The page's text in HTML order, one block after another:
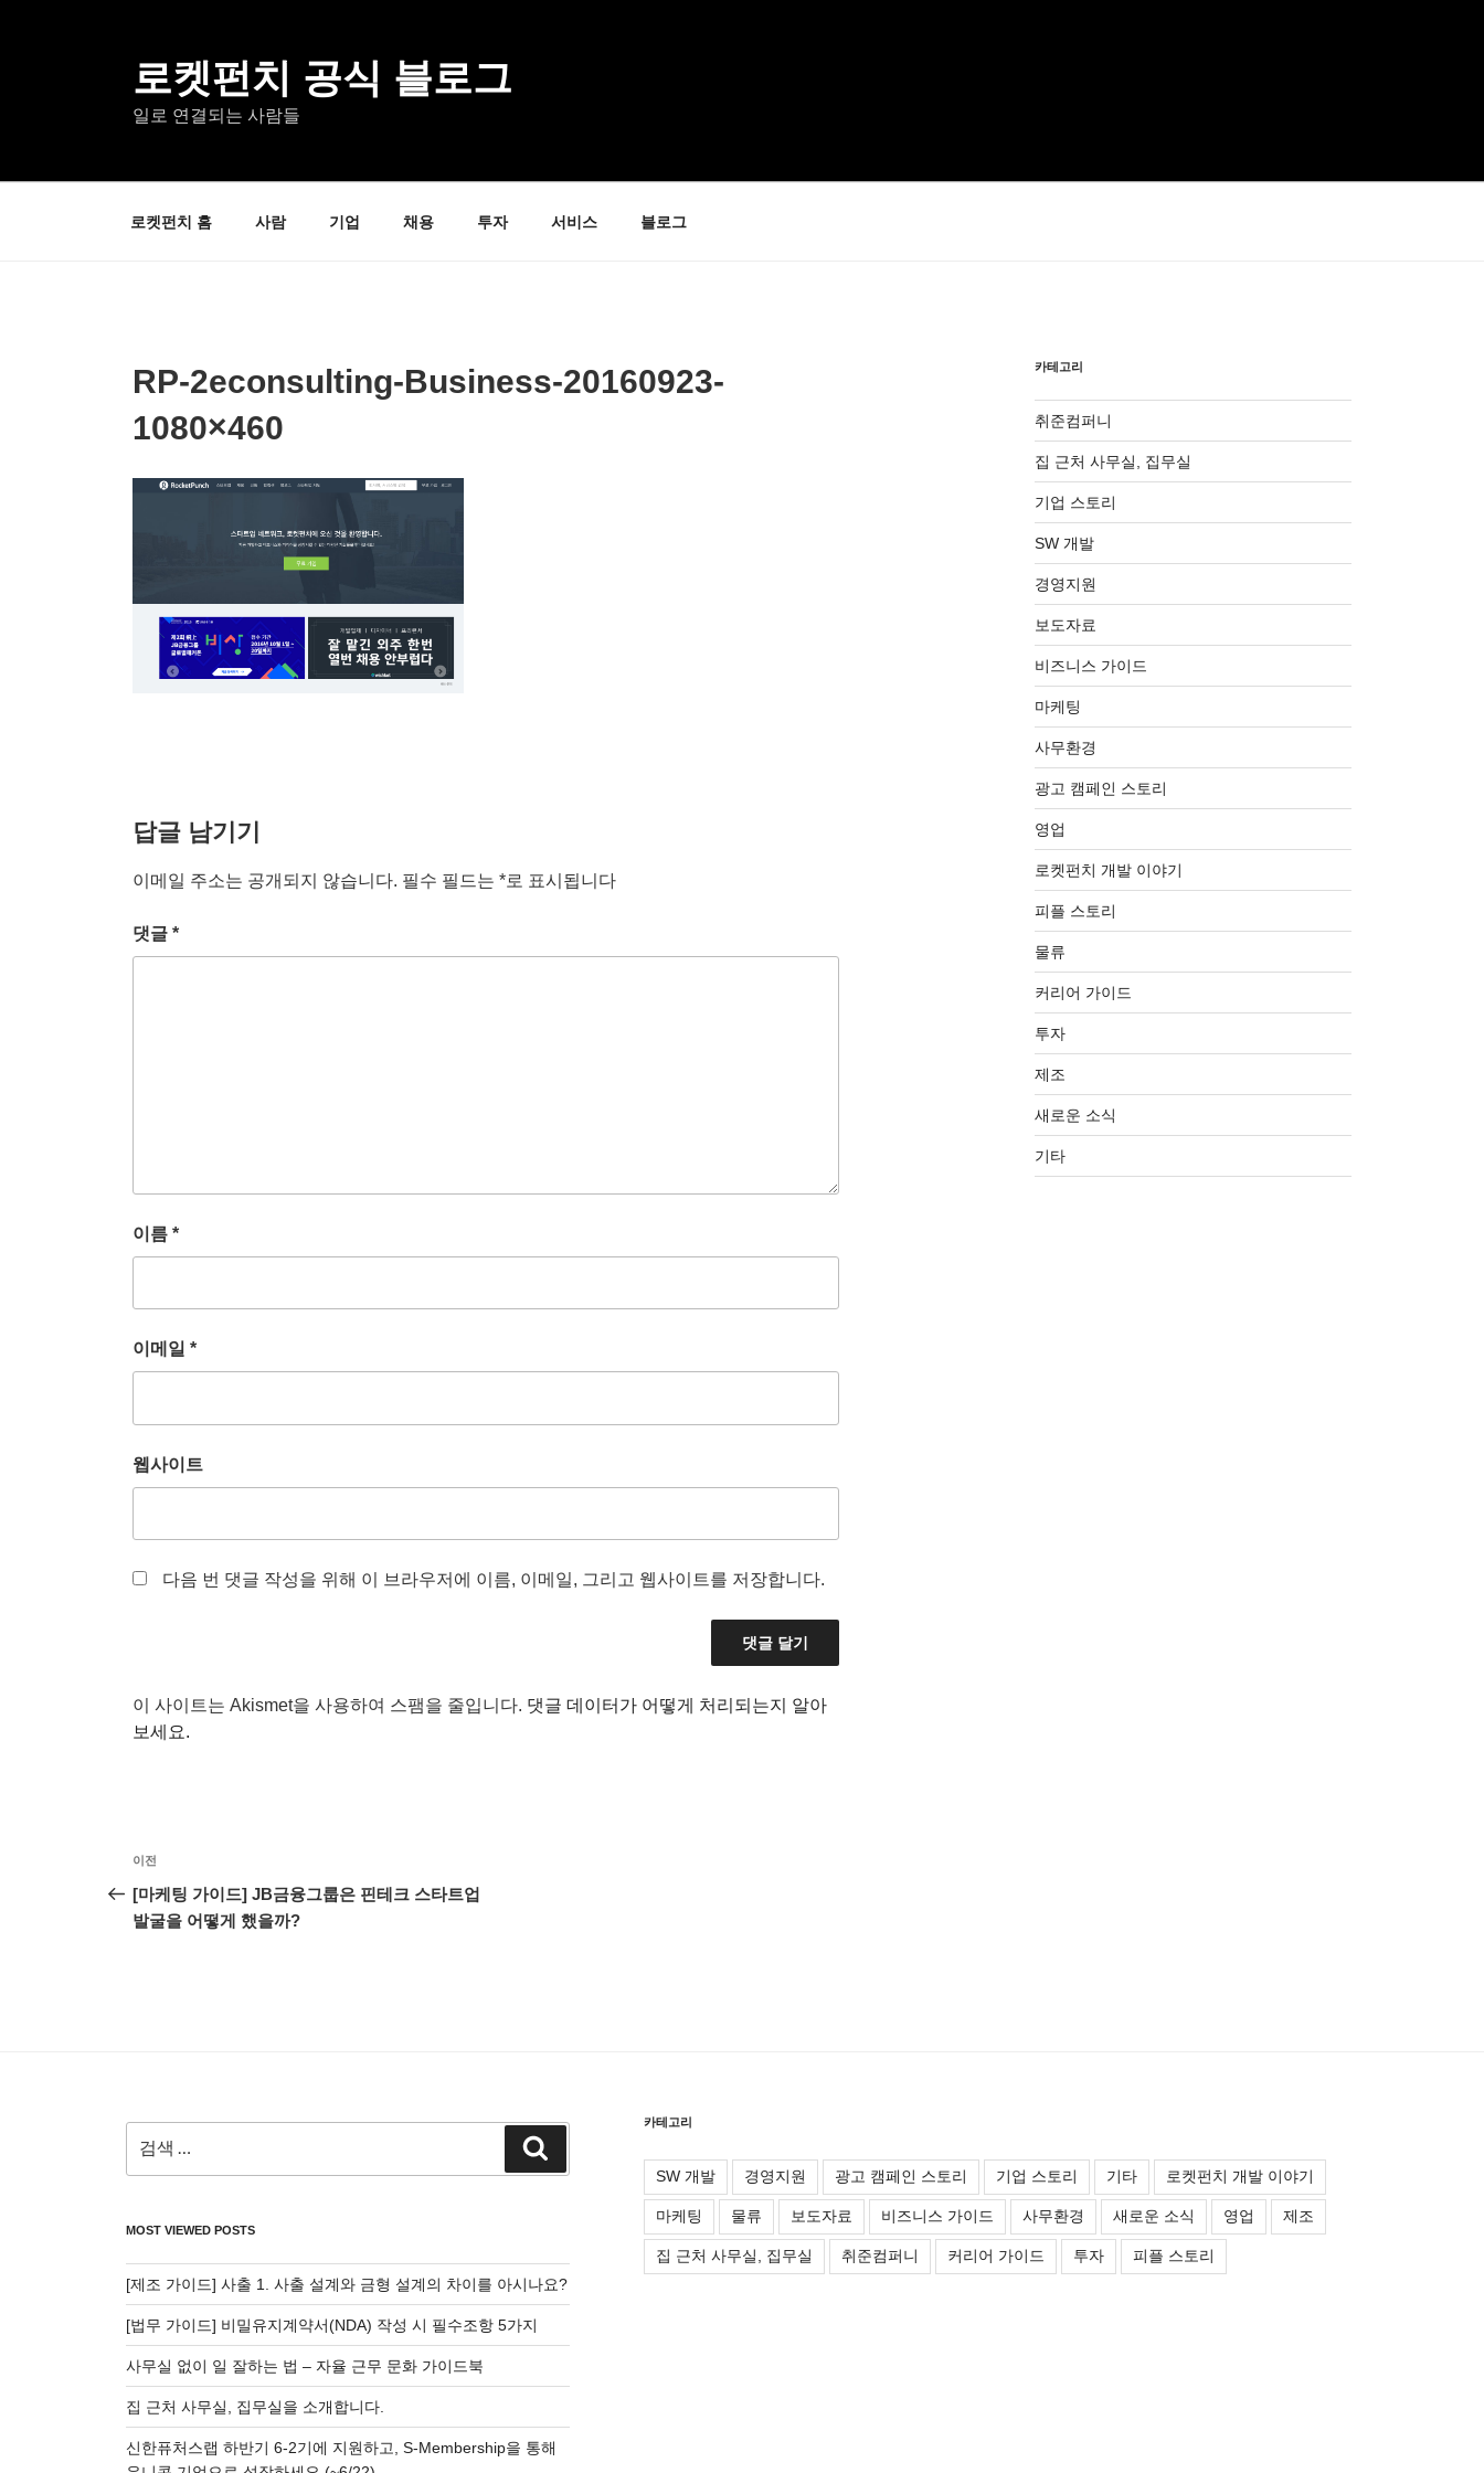
로켓펀치 공식 블로그
일로 연결되는 사람들
로켓펀치 홈 사람 기업 채용 투자 서비스 블로그
RP-2econsulting-Business-20160923-
1080×460
답글 남기기
이메일 주소는 공개되지 않습니다. 필수 필드는 *로 표시됩니다
댓글 *
이름 *
이메일 *
웹사이트
다음 번 댓글 작성을 위해 이 브라우저에 이름, 이메일, 그리고 웹사이트를 저장합니다.
이 사이트는 Akismet을 사용하여 스팸을 줄입니다. 댓글 데이터가 어떻게 처리되는지 알아
보세요.
글
탐
색
이
전
글
이전
[마케팅 가이드] JB금융그룹은 핀테크 스타트업
발굴을 어떻게 했을까?
카테고리
취준컴퍼니
집 근처 사무실, 집무실
기업 스토리
SW 개발
경영지원
보도자료
비즈니스 가이드
마케팅
사무환경
광고 캠페인 스토리
영업
로켓펀치 개발 이야기
피플 스토리
물류
커리어 가이드
투자
제조
새로운 소식
기타
색:
색
MOST VIEWED POSTS
[제조 가이드] 사출 1. 사출 설계와 금형 설계의 차이를 아시나요?
[법무 가이드] 비밀유지계약서(NDA) 작성 시 필수조항 5가지
사무실 없이 일 잘하는 법 – 자율 근무 문화 가이드북
집 근처 사무실, 집무실을 소개합니다.
신한퓨처스랩 하반기 6-2기에 지원하고, S-Membership을 통해
카테고리
SW 개발 경영지원 광고 캠페인 스토리 기업 스토리 기타 로켓펀치 개발 이야기
마케팅 물류 보도자료 비즈니스 가이드 사무환경 새로운 소식 영업 제조
집 근처 사무실, 집무실 취준컴퍼니 커리어 가이드 투자 피플 스토리